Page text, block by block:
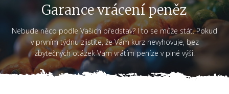
Garance vrácení peněz
Nebude něco podle Vašich představ? I to se může stát. Pokud
v prvním týdnu zjistíte, že Vám kurz nevyhovuje, bez
zbytečných otázek Vám vrátím peníze v plné výši.